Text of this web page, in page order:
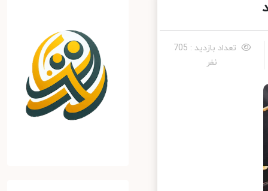
تعداد بازدید : 705
نفر